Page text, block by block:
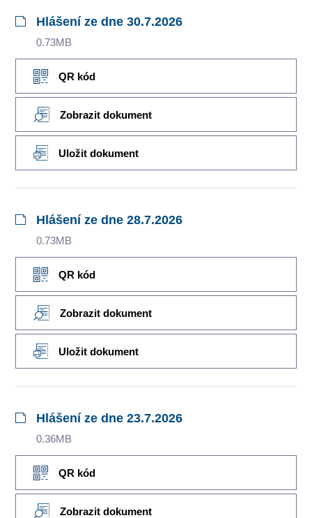
Hlášení ze dne 30.7.2026
0.73MB
QR kód
Zobrazit dokument
Uložit dokument
Hlášení ze dne 28.7.2026
0.73MB
QR kód
Zobrazit dokument
Uložit dokument
Hlášení ze dne 23.7.2026
0.36MB
QR kód
Zobrazit dokument